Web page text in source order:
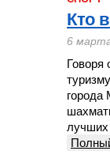
Кто
6
Говоря
города
лучших